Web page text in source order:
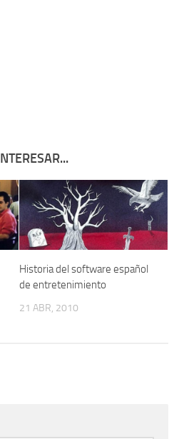
Historia del software español
de entretenimiento
21 ABR, 2010